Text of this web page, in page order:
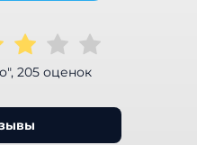
205 оценок